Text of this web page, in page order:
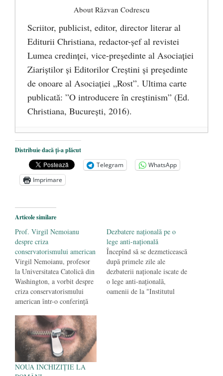
About Răzvan Codrescu
Scriitor, publicist, editor, director literar al
Editurii Christiana, redactor-şef al revistei
Lumea credinţei, vice-preşedinte al Asociaţiei
Ziariştilor şi Editorilor Creştini şi preşedinte
de onoare al Asociaţiei „Rost”. Ultima carte
publicată: ”O introducere în creștinism” (Ed.
Christiana, Bucureşti, 2016).
DANA KONYA-PETRIȘOR, ÎNTRU
VEȘNICĂ POMENIRE
- 17 martie 2021
ÎNĂLȚATU-S-A! - 28 mai 2020
Sic credo – Francisco Franco (1892-1975)
Distribuie dacă ți-a plăcut
Telegram
WhatsApp
Imprimare
Articole similare
Prof. Virgil Nemoianu
despre criza
conservatorismului american
Virgil Nemoianu, profesor
la Universitatea Catolică din
Washington, a vorbit despre
criza conservatorismului
american într-o conferinţă
de Studii Populare. Prof.
Nemoianu crede că efectele
majore ale crizei
conservatorismului nu se vor
produce în interiorul
Americii, ci în afara ei.
Dezbatere naţională pe o
lege anti-naţională
Începînd să se dezmeticească
după primele zile ale
dezbaterii naţionale iscate de
o lege anti-naţională,
oamenii de la "Institutul
NOUA INCHIZIȚIE LA